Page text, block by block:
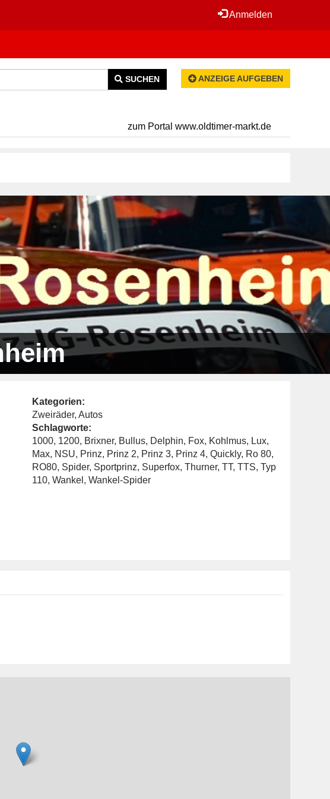
Anmelden
SUCHEN ANZEIGE AUFGEBEN
zum Portal www.oldtimer-markt.de
Kategorien:
Zweiräder, Autos
Schlagworte:
1000, 1200, Brixner, Bullus, Delphin, Fox, Kohlmus, Lux,
Max, NSU, Prinz, Prinz 2, Prinz 3, Prinz 4, Quickly, Ro 80,
RO80, Spider, Sportprinz, Superfox, Thurner, TT, TTS, Typ
110, Wankel , Wankel-Spider